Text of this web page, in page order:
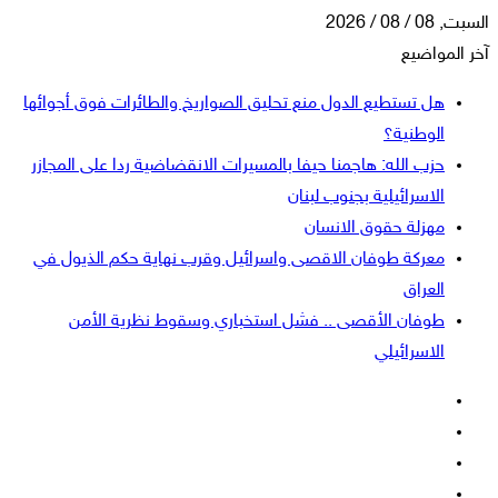
السبت, 08 / 08 / 2026
آخر المواضيع
هل تستطيع الدول منع تحليق الصواريخ والطائرات فوق أجوائها
الوطنية؟
حزب الله: هاجمنا حيفا بالمسيرات الانقضاضية ردا على المجازر
الاسرائيلية بجنوب لبنان
مهزلة حقوق الانسان
معركة طوفان الاقصى واسرائيل وقرب نهاية حكم الذيول في
العراق
طوفان الأقصى .. فشل استخباري وسقوط نظرية الأمن
الاسرائيلي